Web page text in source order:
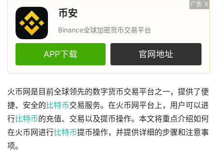
广告 X
币安
Binance全球加密货币交易平台
APP下载 官网地址
火币网是目前全球领先的数字货币交易平台之一，提供了便
捷、安全的 比特币交易服务。在火币网平台上，用户可以进
行比特币的充值、交易以及提币操作。本文将重点介绍如何
在火币网进行比特币提币操作，并提供详细的步骤和注意事
项。